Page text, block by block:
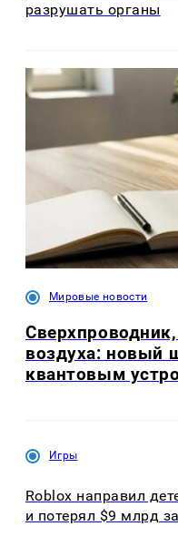
разрушать органы
Мировые новости
воздуха: новый
квантовым
Игры
Roblox направил
и потерял $9 млрд